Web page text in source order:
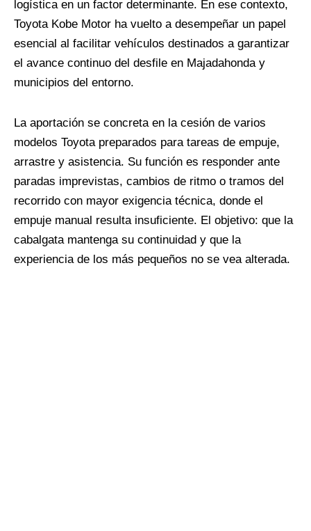
logística en un factor determinante. En ese contexto,
Toyota Kobe Motor ha vuelto a desempeñar un papel
esencial al facilitar vehículos destinados a garantizar
el avance continuo del desfile en Majadahonda y
municipios del entorno.
La aportación se concreta en la cesión de varios
modelos Toyota preparados para tareas de empuje,
arrastre y asistencia. Su función es responder ante
paradas imprevistas, cambios de ritmo o tramos del
recorrido con mayor exigencia técnica, donde el
empuje manual resulta insuficiente. El objetivo: que la
cabalgata mantenga su continuidad y que la
experiencia de los más pequeños no se vea alterada.